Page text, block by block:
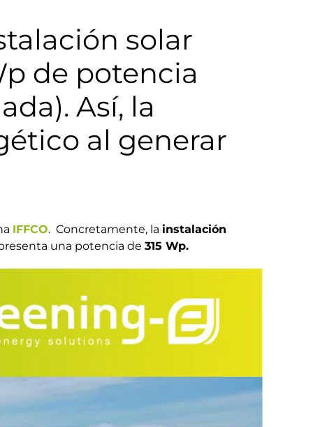
solar
de potencia
Así, la
al generar
IFFCO. Concretamente, la instalación
una potencia de 315 Wp.